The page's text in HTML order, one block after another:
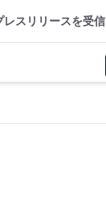
レスリリースを受信